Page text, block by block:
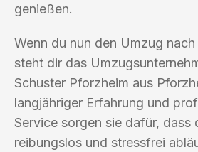
genießen.
Wenn du nun den Umzug
steht dir das
Schuster Pforzheim aus
langjähriger Erfahrung und
Service sorgen sie dafür, dass
reibungslos und stressfrei